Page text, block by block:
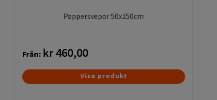
Pappersvepor 50x150cm
Från: kr460,00
Den
här
Visa produkt